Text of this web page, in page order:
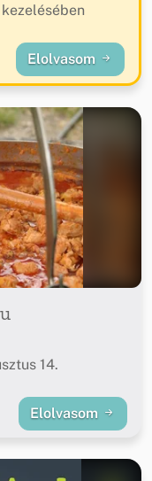
Elolvasom
14.
Elolvasom